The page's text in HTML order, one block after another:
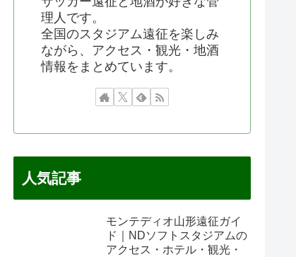
理人です。
全国のスタジアム遠征を楽しみ
ながら、アクセス・観光・地酒
情報をまとめています。
人気記事
モンテディオ山形遠征ガイ
ド｜NDソフトスタジアムの
アクセス・ホテル・観光・